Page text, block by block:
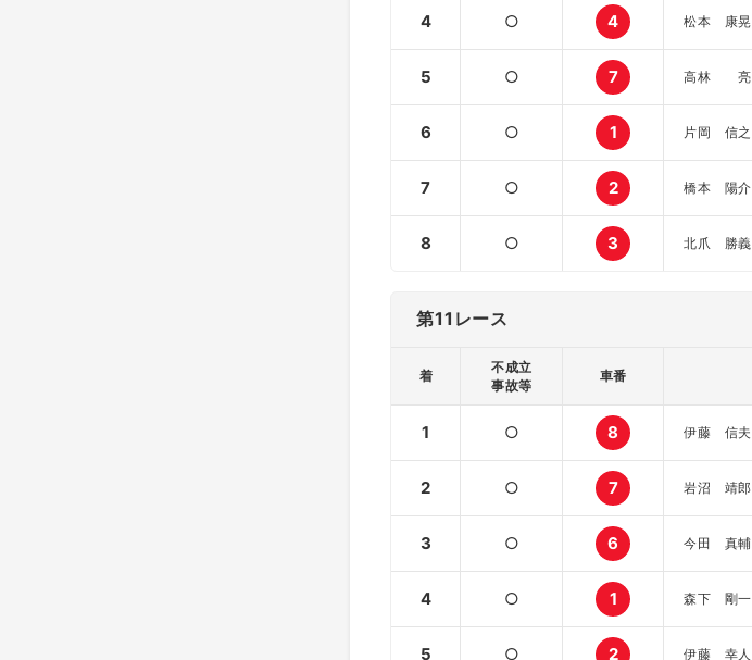
4 ○ 4 松本 康晃
5 ○ 7 高林 亮
6 ○ 1 片岡 信之
7 ○ 2 橋本 陽介
8 ○ 3 北爪 勝義
第11レース
着
不成立
事故等
車番
1 ○ 8 伊藤 信夫
2 ○ 7 岩沼 靖郎
3 ○ 6 今田 真輔
4 ○ 1 森下 剛一
5 ○ 2 伊藤 幸人